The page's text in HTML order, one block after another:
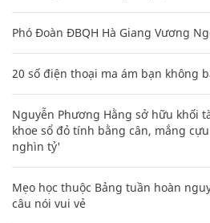
Phó Đoàn ĐBQH Hà Giang Vương
20 số điện thoại ma ám bạn không
Nguyễn Phương Hằng sở hữu khối
khoe sổ đỏ tính bằng cân, mắng
nghìn tỷ'
Mẹo học thuộc Bảng tuần hoàn
câu nói vui vẻ